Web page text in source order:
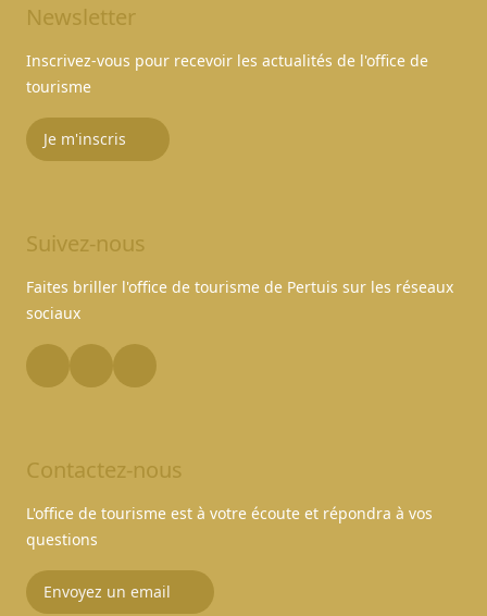
Newsletter
Inscrivez-vous pour recevoir les actualités de l'office de
tourisme
Je m'inscris
Suivez-nous
Faites briller l'office de tourisme de Pertuis sur les réseaux
sociaux
Contactez-nous
L'office de tourisme est à votre écoute et répondra à vos
questions
Envoyez un email